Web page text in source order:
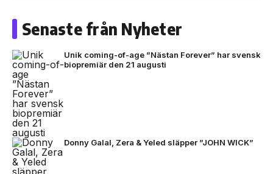
Senaste från Nyheter
Unik coming-of-age ”Nästan Forever” har svensk
biopremiär den 21 augusti
Donny Galal, Zera & Yeled släpper ”JOHN WICK”